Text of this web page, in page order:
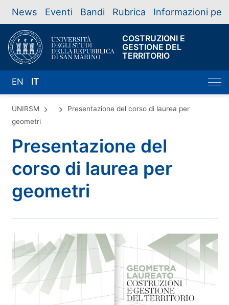
News Eventi Bandi Rubrica Informazioni per
COSTRUZIONI E
GESTIONE DEL
TERRITORIO
EN IT
UNIRSM
Presentazione del corso di laurea per
geometri
Presentazione del
corso di laurea per
geometri